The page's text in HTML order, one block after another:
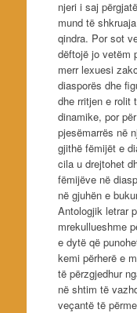
njeri i saj
mund të
qindra. Por sot
dëftojë jo vetëm
merr lexuesi
diasporës dhe
dhe rritjen e rolit
dinamike, por
pjesëmarrës në
gjithë fëmijët e
cila u drejtohet
fëmijëve në
në gjuhën e
Antologjik letrar
mrekullueshme
e dytë që
kemi përherë e
të përzgjedhur
në shtim të
veçantë të